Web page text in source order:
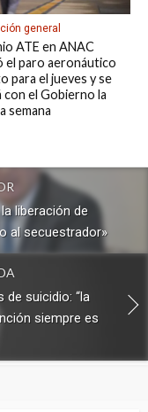
general
ATE en ANAC
el paro aeronáutico
para el jueves y se
con el Gobierno la
semana
liberación de
al secuestrador»
de suicidio: “la
siempre es